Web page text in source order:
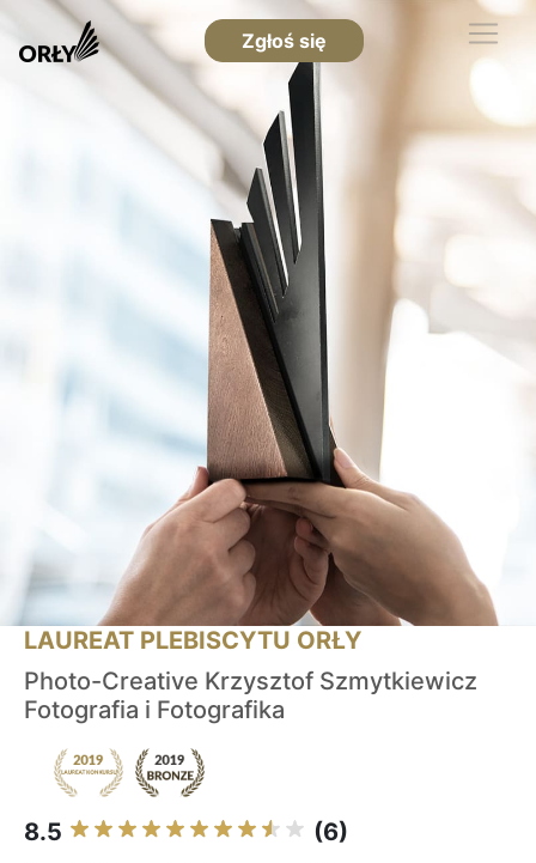
Zgłoś się
LAUREAT PLEBISCYTU ORŁY
Photo-Creative Krzysztof Szmytkiewicz
Fotografia i Fotografika
8.5 (6)